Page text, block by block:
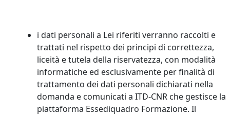
i dati personali a Lei riferiti verranno raccolti e
trattati nel rispetto dei principi di correttezza,
liceità e tutela della riservatezza, con modalità
informatiche ed esclusivamente per finalità di
trattamento dei dati personali dichiarati nella
domanda e comunicati a ITD-CNR che gestisce la
piattaforma Essediquadro Formazione. Il